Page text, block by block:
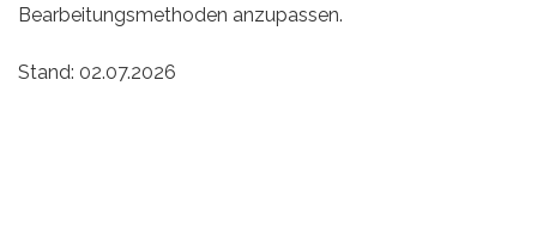
Bearbeitungsmethoden anzupassen.
Stand: 02.07.2026